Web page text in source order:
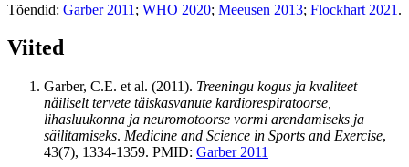
Tõendid: Garber 2011 ; WHO 2020; Meeusen 2013; Flockhart 2021 .
Viited
Garber, C.E. et al. (2011). Treeningu kogus ja kvaliteet
näiliselt tervete täiskasvanute kardiorespiratoorse,
lihasluukonna ja neuromotoorse vormi arendamiseks ja
säilitamiseks. Medicine and Science in Sports and Exercise,
43(7), 1334-1359. PMID: Garber 2011